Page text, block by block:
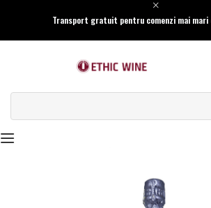
Transport gratuit pentru comenzi mai mari